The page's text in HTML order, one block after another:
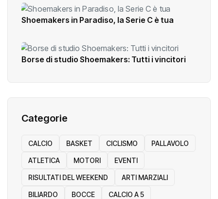
Shoemakers in Paradiso, la Serie C è tua
Borse di studio Shoemakers: Tutti i vincitori
Categorie
CALCIO BASKET CICLISMO PALLAVOLO
ATLETICA MOTORI EVENTI
RISULTATI DEL WEEKEND ARTI MARZIALI
BILIARDO BOCCE CALCIO A 5